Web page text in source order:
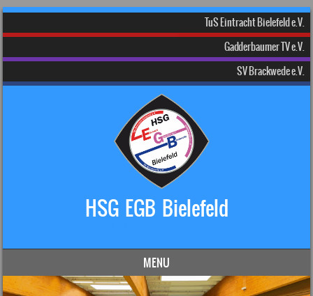
TuS Eintracht Bielefeld e.V.
Gadderbaumer TV e.V.
SV Brackwede e.V.
HSG EGB Bielefeld
MENU
Skip to content